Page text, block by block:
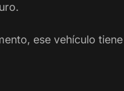
ese vehículo